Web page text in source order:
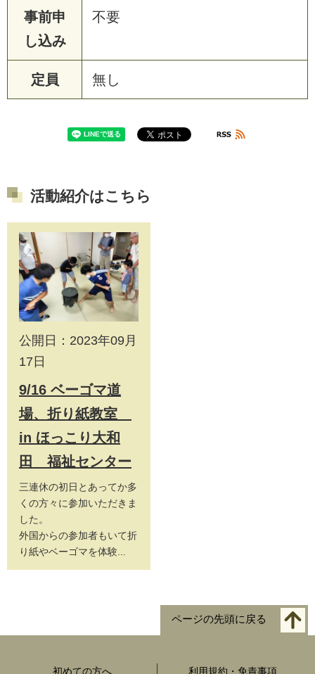
事前申
し込み
不要
定員 無し
活動紹介はこちら
公開日：2023年09月
17日
9/16 ベーゴマ道
場、折り紙教室
in ほっこり大和
田 福祉センター
三連休の初日とあってか多
くの方々に参加いただきま
した。
外国からの参加者もいて折
り紙やベーゴマを体験...
ページの先頭に戻る
初めての方へ 利用規約・免責事項